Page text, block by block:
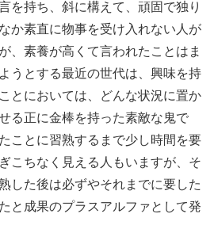
を持ち、斜に構えて、頑固で独り
か素直に物事を受け入れない人が
、素養が高くて言われたことはま
うとする最近の世代は、興味を持
とにおいては、どんな状況に置か
る正に金棒を持った素敵な鬼で
ことに習熟するまで少し時間を要
こちなく見える人もいますが、そ
した後は必ずやそれまでに要した
と成果のプラスアルファとして発